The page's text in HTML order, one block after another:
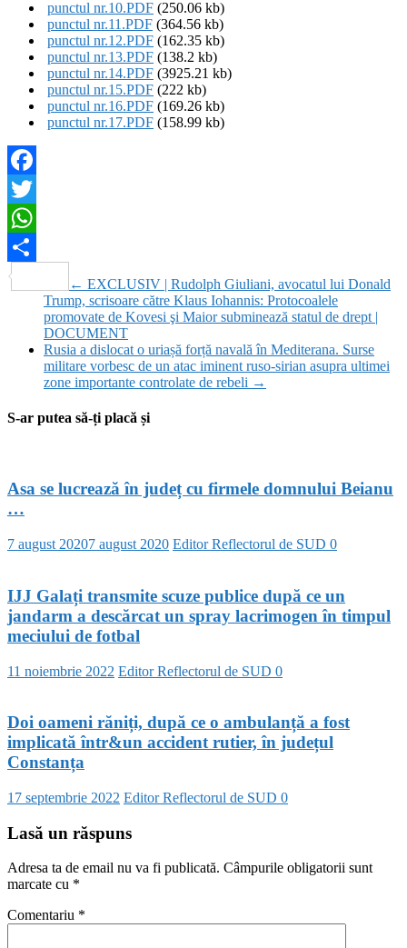
punctul nr.10.PDF (250.06 kb)
punctul nr.11.PDF (364.56 kb)
punctul nr.12.PDF (162.35 kb)
punctul nr.13.PDF (138.2 kb)
punctul nr.14.PDF (3925.21 kb)
punctul nr.15.PDF (222 kb)
punctul nr.16.PDF (169.26 kb)
punctul nr.17.PDF (158.99 kb)
Facebook
Twitter
WhatsApp
Partajează
← EXCLUSIV | Rudolph Giuliani, avocatul lui Donald
Trump, scrisoare către Klaus Iohannis: Protocoalele
promovate de Kovesi şi Maior subminează statul de drept |
DOCUMENT
Rusia a dislocat o uriașă forță navală în Mediterana. Surse
militare vorbesc de un atac iminent ruso-sirian asupra ultimei
zone importante controlate de rebeli →
S-ar putea să-ți placă și
Asa se lucrează în județ cu firmele domnului Beianu
…
7 august 20207 august 2020 Editor Reflectorul de SUD 0
IJJ Galați transmite scuze publice după ce un
jandarm a descărcat un spray lacrimogen în timpul
meciului de fotbal
11 noiembrie 2022 Editor Reflectorul de SUD 0
Doi oameni răniți, după ce o ambulanță a fost
implicată într&un accident rutier, în județul
Constanța
17 septembrie 2022 Editor Reflectorul de SUD 0
Lasă un răspuns
Adresa ta de email nu va fi publicată. Câmpurile obligatorii sunt
marcate cu *
Comentariu *